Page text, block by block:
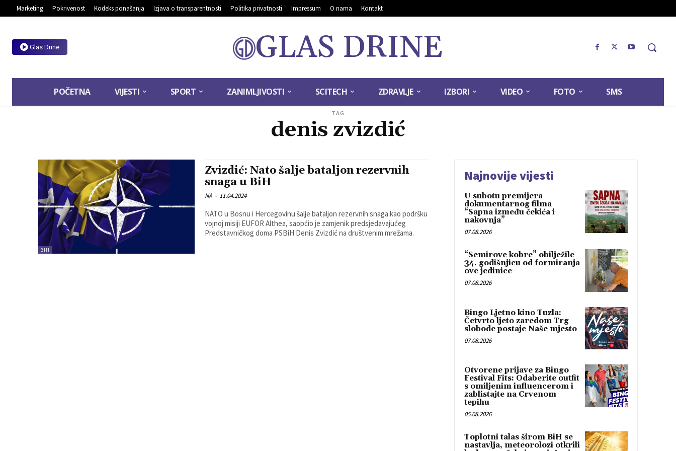
Marketing Pokrivenost Kodeks ponašanja Izjava o transparentnosti Politika privatnosti Impressum O nama Kontakt
Glas Drine GLAS DRINE
POČETNA VIJESTI SPORT ZANIMLJIVOSTI SCITECH ZDRAVLJE IZBORI VIDEO FOTO SMS
TAG
denis zvizdić
BIH
Zvizdić: Nato šalje bataljon rezervnih
snaga u BiH
NA - 11.04.2024
NATO u Bosnu i Hercegovinu šalje bataljon rezervnih snaga kao podršku
vojnoj misiji EUFOR Althea, saopćio je zamjenik predsjedavajućeg
Predstavničkog doma PSBiH Denis Zvizdić na društvenim mrežama.
Najnovije vijesti
U subotu premijera
dokumentarnog filma
“Sapna između čekića i
nakovnja”
07.08.2026
“Semirove kobre” obilježile
34. godišnjicu od formiranja
ove jedinice
07.08.2026
Bingo Ljetno kino Tuzla:
Četvrto ljeto zaredom Trg
slobode postaje Naše mjesto
07.08.2026
Otvorene prijave za Bingo
Festival Fits: Odaberite outfit
s omiljenim influencerom i
zablistajte na Crvenom
tepihu
05.08.2026
Toplotni talas širom BiH se
nastavlja, meteorolozi otkrili